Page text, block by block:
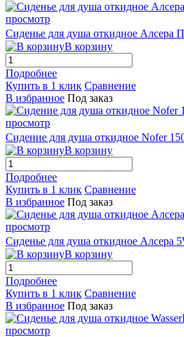
просмотр
Сиденье для душа откидное Алсера
В корзину
Подробнее
Купить в 1 клик Сравнение
В избранное Под заказ
просмотр
Сидение для душа откидное Nofer
В корзину
Подробнее
Купить в 1 клик Сравнение
В избранное Под заказ
просмотр
Сиденье для душа откидное Алсера
В корзину
Подробнее
Купить в 1 клик Сравнение
В избранное Под заказ
просмотр